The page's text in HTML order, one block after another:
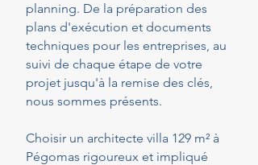
planning. De la préparation des
plans d'exécution et documents
techniques pour les entreprises, au
suivi de chaque étape de votre
projet jusqu'à la remise des clés,
nous sommes présents.
Choisir un architecte villa 129 m² à
Pégomas rigoureux et impliqué